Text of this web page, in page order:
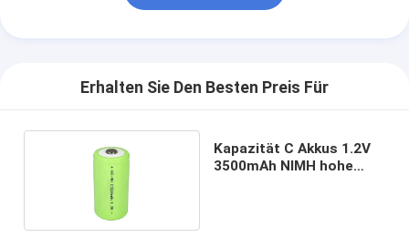
Erhalten Sie Den Besten Preis Für
Kapazität C Akkus 1.2V
3500mAh NIMH hohe